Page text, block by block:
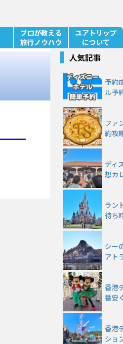
プロが教える
旅行ノウハウ
ユアトリップ
について
人気記事
予約
ル予
ファ
約攻
ディ
想カ
ラン
待ち
シー
アト
香港
番安
香港
ショ